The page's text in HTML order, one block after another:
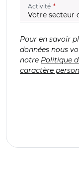
Activité (champ
Pour en savoir
données nous
notre Politique
caractère